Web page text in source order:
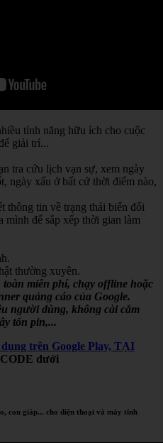
tính năng hữu ích cho cuộc
giải trí...
tra cứu lịch vạn sự, xem ngày
ngày xấu ở bất cứ thời điểm nào,
thông tin về trạng thái biến đổi
mình để sắp xếp thời gian làm
thường xuyên.
miễn phí, chạy offline hoặc
quảng cáo của Google.
người dùng, không cài cắm
tốn pin,...
trên Google Play, TẠI
dưới
con giáp... cho điện thoại và máy tính